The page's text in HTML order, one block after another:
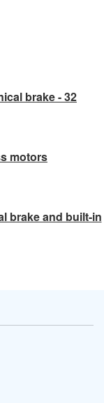
brake - 32
motors
brake and built-in